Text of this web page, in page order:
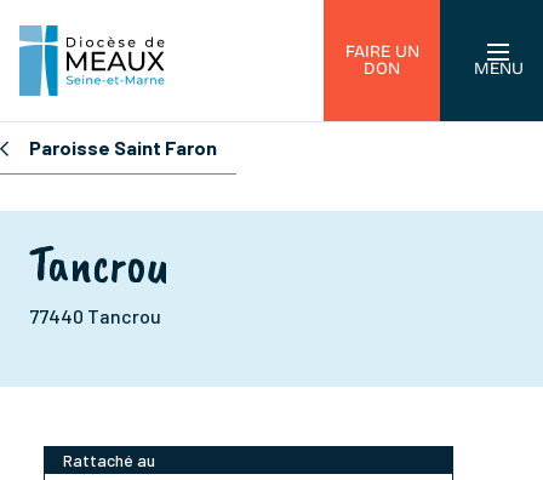
FAIRE UN
DON
MENU
Paroisse Saint Faron
Tancrou
77440 Tancrou
Rattaché au